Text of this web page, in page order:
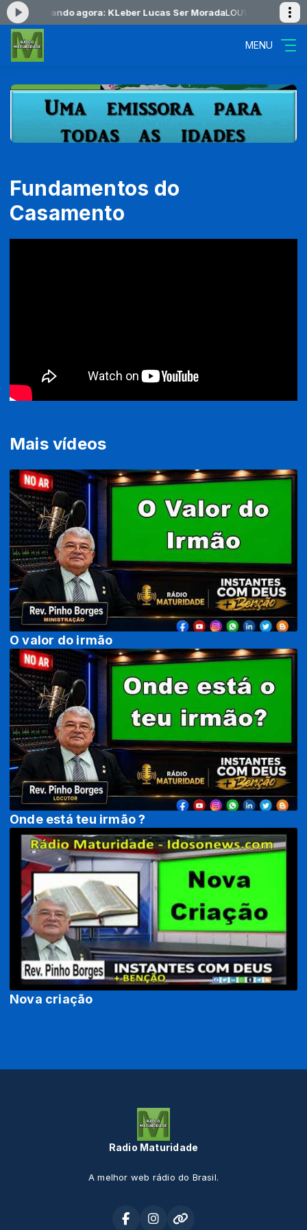
-Tocando agora: KLeber Lucas Ser MoradaLOUVORES DO
MENU
Fundamentos do
Casamento
Mais vídeos
O valor do irmão
Onde está teu irmão ?
Nova criação
Radio Maturidade
A melhor web rádio do Brasil.